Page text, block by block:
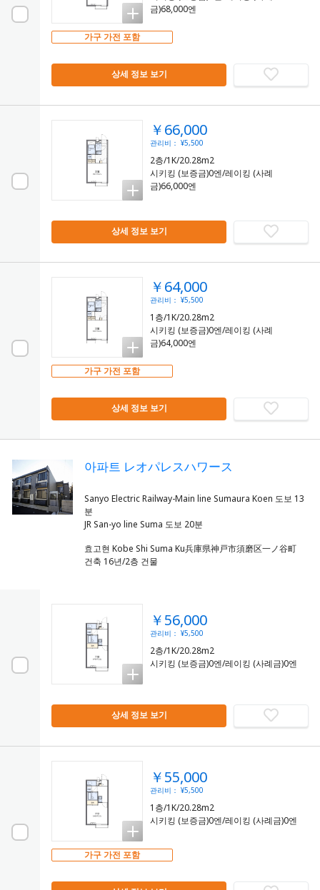
금)68,000엔
가구 가전 포함
상세 정보 보기
￥66,000
관리비： ¥5,500
2층/1K/20.28m2
시키킹 (보증금)0엔/레이킹 (사례
금)66,000엔
상세 정보 보기
￥64,000
관리비： ¥5,500
1층/1K/20.28m2
시키킹 (보증금)0엔/레이킹 (사례
금)64,000엔
가구 가전 포함
상세 정보 보기
아파트 レオパレスハワース
Sanyo Electric Railway-Main line Sumaura Koen 도보 13
분
효고현 Kobe Shi Suma Ku兵庫県神戸市須磨区一ノ谷町
건축 16년/2층 건물
￥56,000
관리비： ¥5,500
2층/1K/20.28m2
시키킹 (보증금)0엔/레이킹 (사례금)0엔
상세 정보 보기
￥55,000
관리비： ¥5,500
1층/1K/20.28m2
시키킹 (보증금)0엔/레이킹 (사례금)0엔
가구 가전 포함